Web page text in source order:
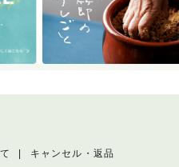
キャンセル・返品